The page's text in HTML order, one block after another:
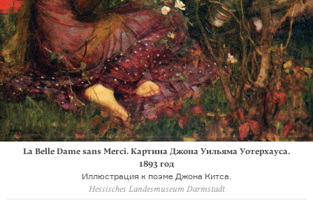
La Belle Dame sans Merci. Картина Джона Уильяма Уотерхауса.
1893 год
Иллюстрация к поэме Джона Китса.
Hessisches Landesmuseum Darmstadt